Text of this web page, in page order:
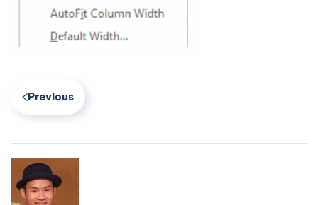
Previous